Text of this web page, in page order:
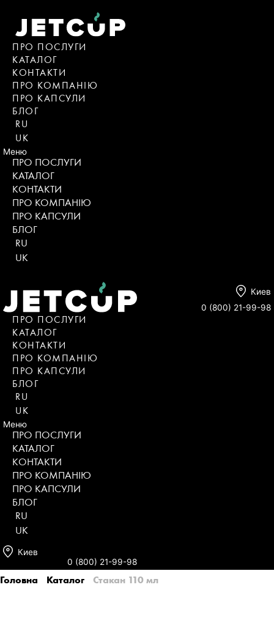
ПРО ПОСЛУГИ
КАТАЛОГ
KОНТАКТИ
ПРО КОМПАНІЮ
ПРО КАПСУЛИ
БЛОГ
RU
UK
Меню
ПРО ПОСЛУГИ
КАТАЛОГ
KОНТАКТИ
ПРО КОМПАНІЮ
ПРО КАПСУЛИ
БЛОГ
RU
UK
Киев
0 (800) 21-99-98
ПРО ПОСЛУГИ
КАТАЛОГ
KОНТАКТИ
ПРО КОМПАНІЮ
ПРО КАПСУЛИ
БЛОГ
RU
UK
Меню
ПРО ПОСЛУГИ
КАТАЛОГ
KОНТАКТИ
ПРО КОМПАНІЮ
ПРО КАПСУЛИ
БЛОГ
RU
UK
Киев
0 (800) 21-99-98
Головна Каталог Стакан 110 мл